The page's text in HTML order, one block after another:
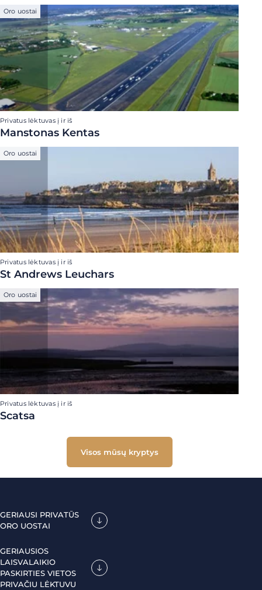
Oro uostai
Privatus lėktuvas į ir iš
Manstonas Kentas
Oro uostai
Privatus lėktuvas į ir iš
St Andrews Leuchars
Oro uostai
Privatus lėktuvas į ir iš
Scatsa
Visos mūsų kryptys
GERIAUSI PRIVATŪS
ORO UOSTAI
GERIAUSIOS
LAISVALAIKIO
PASKIRTIES VIETOS
PRIVAČIU LĖKTUVU